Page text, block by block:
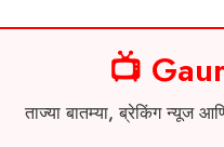
📺
ताज्या बातम्या, ब्रेकिंग न्यूज